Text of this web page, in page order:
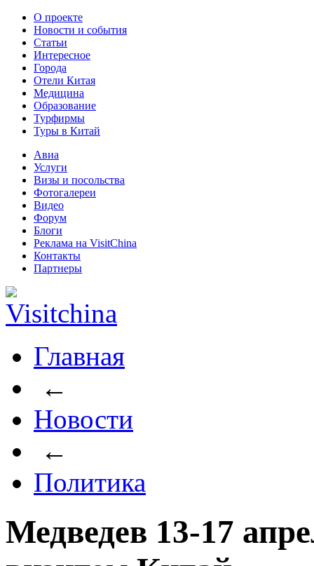
О проекте
Новости и события
Статьи
Интересное
Города
Отели Китая
Медицина
Образование
Турфирмы
Туры в Китай
Авиа
Услуги
Визы и посольства
Фотогалереи
Видео
Форум
Блоги
Реклама на VisitChina
Контакты
Партнеры
Главная
←
Новости
←
Политика
Медведев 13-17